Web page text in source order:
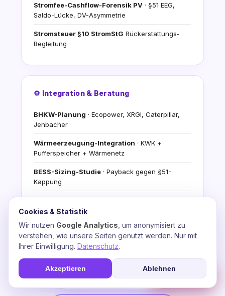
💬 Beratung anfragen
Stromfee-Cashflow-Forensik PV · §51 EEG,
Saldo-Lücke, DV-Asymmetrie
Stromsteuer §10 StromStG Rückerstattungs-
Begleitung
⚙️ Integration & Beratung
BHKW-Planung · Ecopower, XRGI, Caterpillar,
Jenbacher
Wärmeerzeugung-Integration · KWK +
Pufferspeicher + Wärmenetz
BESS-Sizing-Studie · Payback gegen §51-
Kappung
Energiefluss-Analyse
Förderantrag-Begleitung· BAFA, BMDV,
progres.NRW, WELMO
Kostenlose Demo+ Erst-Beratungs-Konsultation
Cookies & Statistik
Wir nutzen Google Analytics , um anonymisiert zu
verstehen, wie unsere Seiten genutzt werden. Nur mit
Ihrer Einwilligung. Datenschutz.
Akzeptieren Ablehnen
☎